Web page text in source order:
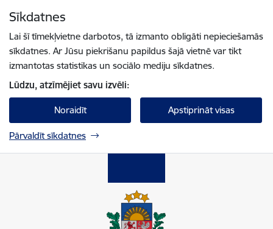
Sīkdatnes
Lai šī tīmekļvietne darbotos, tā izmanto obligāti nepieciešamās
sīkdatnes. Ar Jūsu piekrišanu papildus šajā vietnē var tikt
izmantotas statistikas un sociālo mediju sīkdatnes.
Lūdzu, atzīmējiet savu izvēli:
Noraidīt Apstiprināt visas
Pārvaldīt sīkdatnes